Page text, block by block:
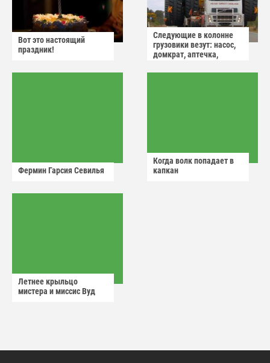
Вот это настоящий
праздник!
Следующие в колонне
грузовики везут: насос,
домкрат, аптечка,
Фермин Гарсия Севилья
Когда волк попадает в
капкан
Летнее крыльцо
мистера и миссис Вуд